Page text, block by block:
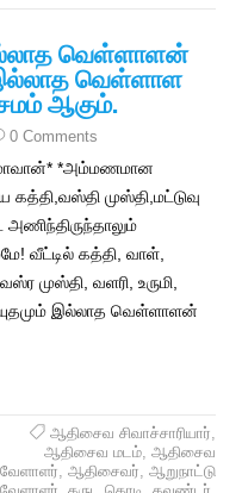
வெள்ளாளன்
வெள்ளாள
ஆகும்.
0 Comments
*அம்மணமான
முஸ்தி,மட்டுவு
வீட்டில் கத்தி, வாள்,
முஸ்தி, வளரி, உருமி,
இல்லாத வெள்ளாளன்
ஆதிசைவ சிவாச்சாரியார்,
ஆதிசைவ மடம், ஆதிசைவ
வேளாளர், ஆதிசைவர், ஆறுநாட்டு